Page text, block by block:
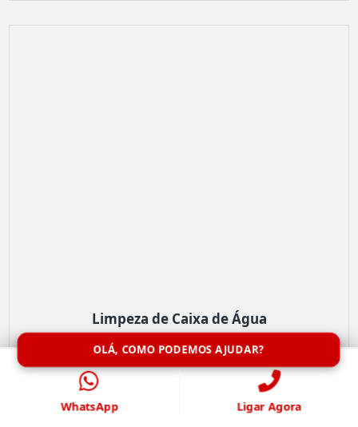
Limpeza de Caixa de Água
OLÁ, COMO PODEMOS AJUDAR?
WhatsApp Ligar Agora